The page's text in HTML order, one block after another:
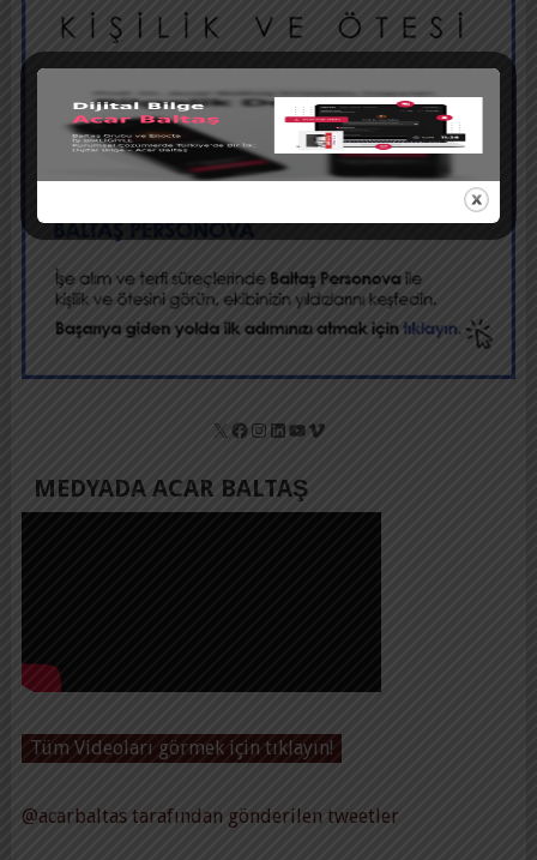
X Facebook
Instagram
LinkedIn
YouTube
Vimeo
MEDYADA ACAR BALTAŞ
Tüm Videoları görmek için tıklayın!
@acarbaltas tarafından gönderilen tweetler